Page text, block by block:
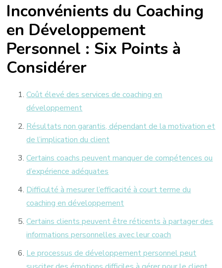
Inconvénients du Coaching
en Développement
Personnel : Six Points à
Considérer
Coût élevé des services de coaching en
développement
Résultats non garantis, dépendant de la motivation et
de l’implication du client
Certains coachs peuvent manquer de compétences ou
d’expérience adéquates
Difficulté à mesurer l’efficacité à court terme du
coaching en développement
Certains clients peuvent être réticents à partager des
informations personnelles avec leur coach
Le processus de développement personnel peut